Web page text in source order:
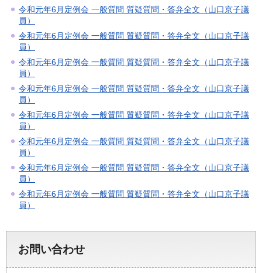
令和元年6月定例会 一般質問 質疑質問・答弁全文（山口京子議
員）
令和元年6月定例会 一般質問 質疑質問・答弁全文（山口京子議
員）
令和元年6月定例会 一般質問 質疑質問・答弁全文（山口京子議
員）
令和元年6月定例会 一般質問 質疑質問・答弁全文（山口京子議
員）
令和元年6月定例会 一般質問 質疑質問・答弁全文（山口京子議
員）
令和元年6月定例会 一般質問 質疑質問・答弁全文（山口京子議
員）
令和元年6月定例会 一般質問 質疑質問・答弁全文（山口京子議
員）
令和元年6月定例会 一般質問 質疑質問・答弁全文（山口京子議
員）
お問い合わせ